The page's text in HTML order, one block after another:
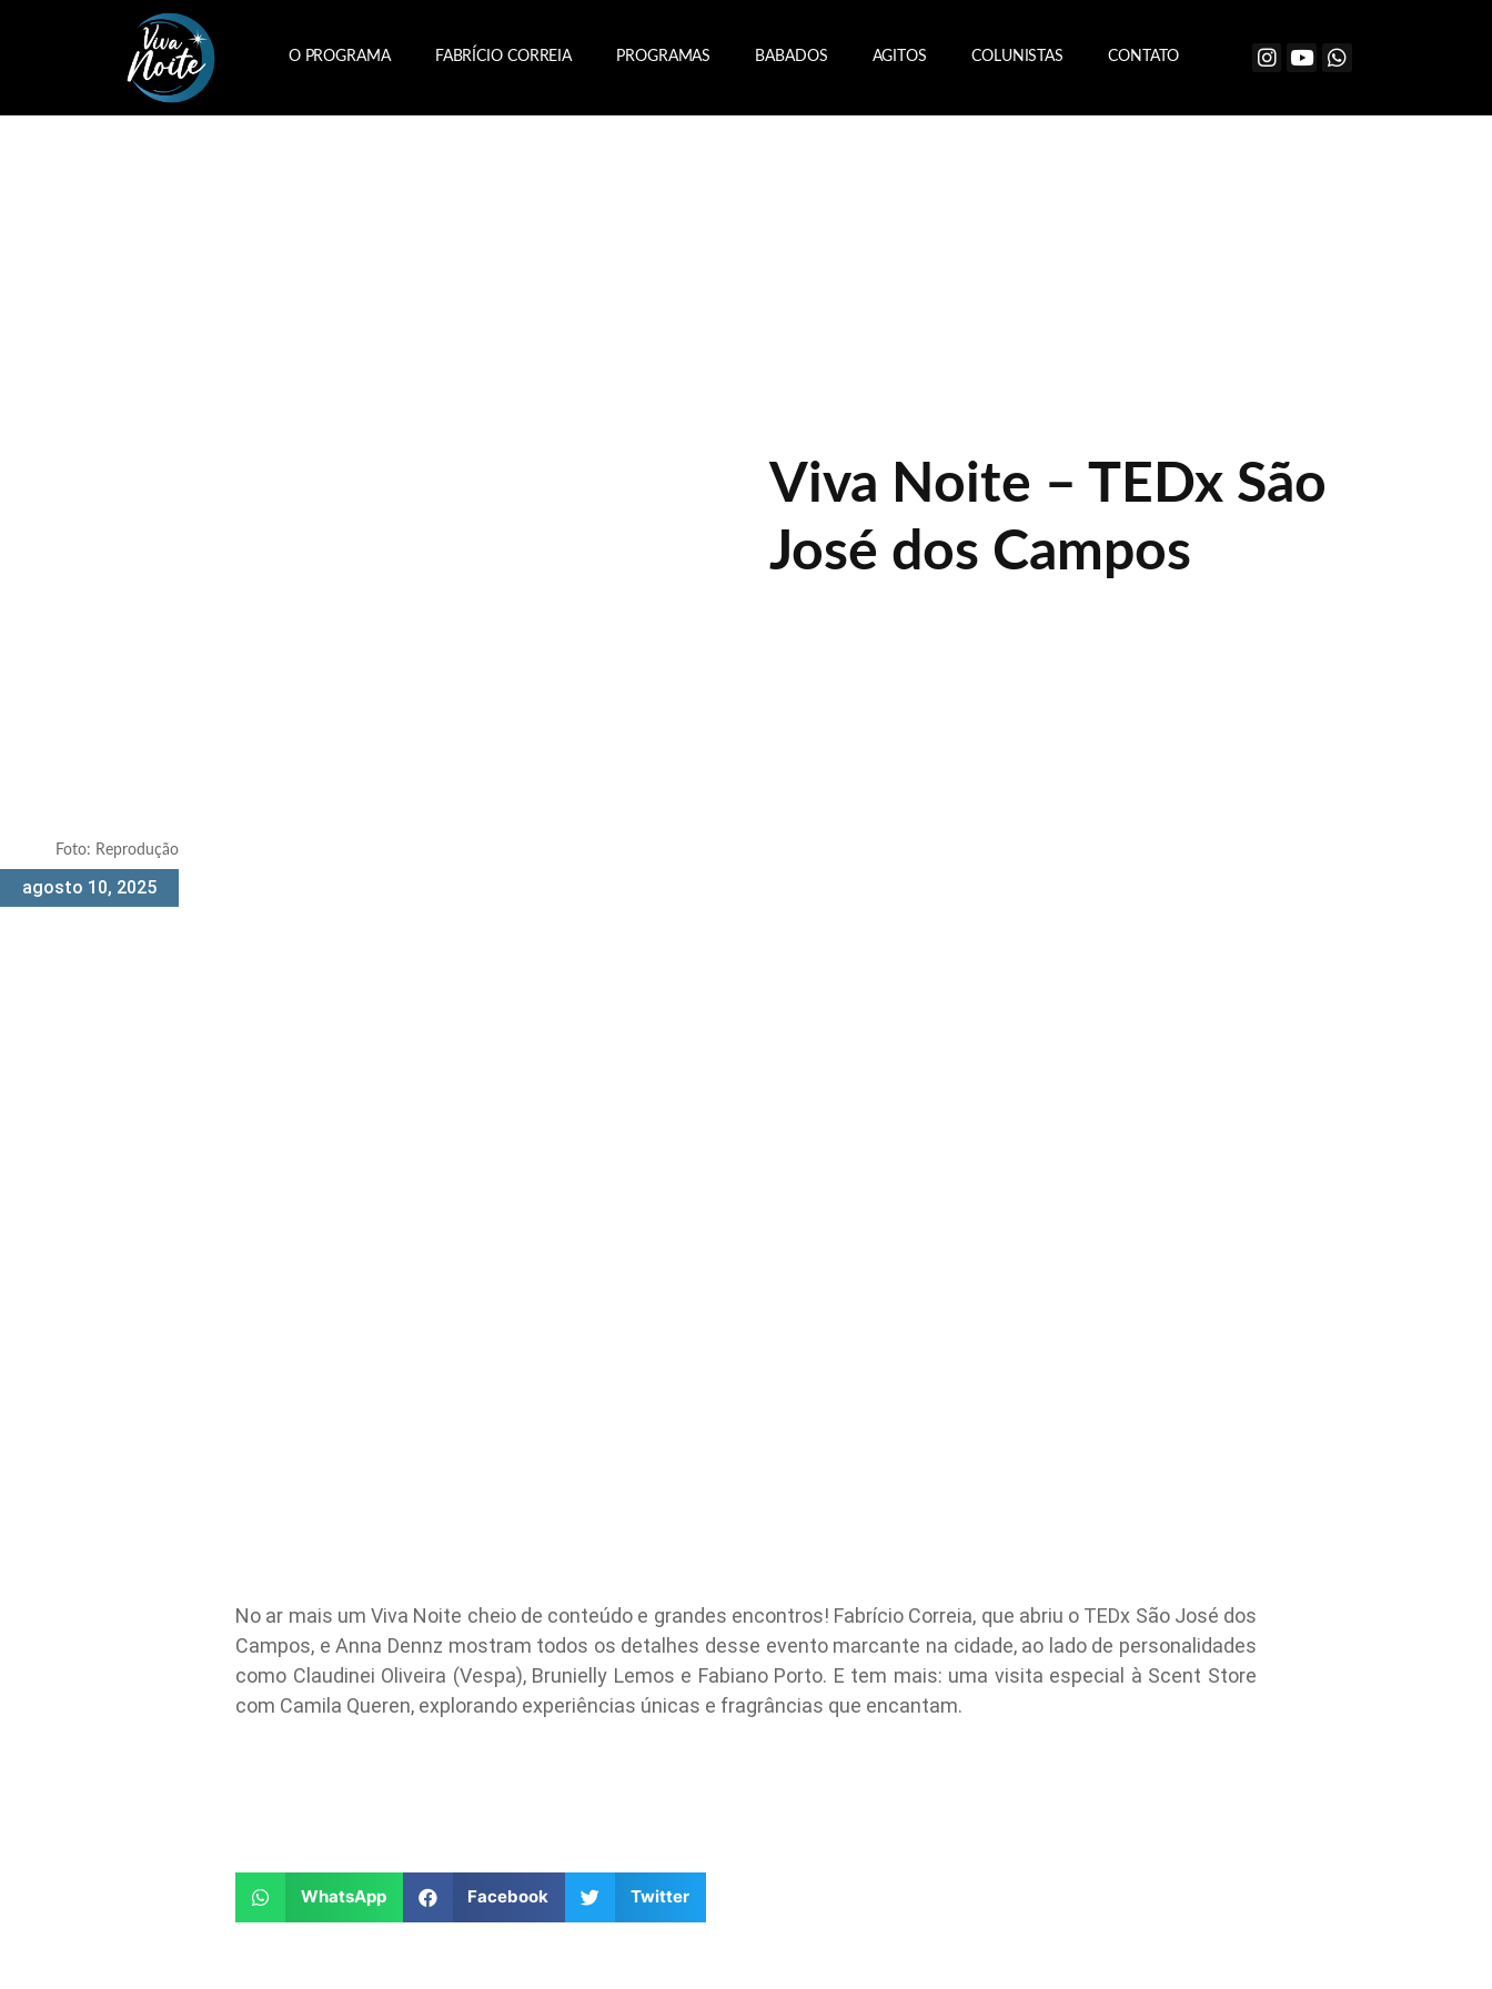
O PROGRAMA FABRÍCIO CORREIA PROGRAMAS BABADOS AGITOS COLUNISTAS CONTATO
Foto: Reprodução
agosto 10, 2025
Viva Noite – TEDx São
José dos Campos
No ar mais um Viva Noite cheio de conteúdo e grandes encontros! Fabrício Correia, que abriu o TEDx São José dos
Campos, e Anna Dennz mostram todos os detalhes desse evento marcante na cidade, ao lado de personalidades
como Claudinei Oliveira (Vespa), Brunielly Lemos e Fabiano Porto. E tem mais: uma visita especial à Scent Store
com Camila Queren, explorando experiências únicas e fragrâncias que encantam.
WhatsApp Facebook Twitter